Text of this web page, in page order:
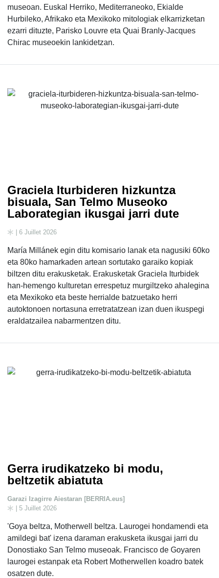
museoan. Euskal Herriko, Mediterraneoko, Ekialde
Hurbileko, Afrikako eta Mexikoko mitologiak elkarrizketan
ezarri dituzte, Parisko Louvre eta Quai Branly-Jacques
Chirac museoekin lankidetzan.
Graciela Iturbideren hizkuntza
bisuala, San Telmo Museoko
Laborategian ikusgai jarri dute
| 6 Juillet 2026
María Millánek egin ditu komisario lanak eta nagusiki 60ko
eta 80ko hamarkaden artean sortutako garaiko kopiak
biltzen ditu erakusketak. Erakusketak Graciela Iturbidek
han-hemengo kulturetan errespetuz murgiltzeko ahalegina
eta Mexikoko eta beste herrialde batzuetako herri
autoktonoen nortasuna erretratatzean izan duen ikuspegi
eraldatzailea nabarmentzen ditu.
Gerra irudikatzeko bi modu,
beltzetik abiatuta
Garazi Izagirre Aiestaran [BERRIA.eus]
| 5 Juillet 2026
'Goya beltza, Motherwell beltza. Laurogei hondamendi eta
amildegi bat' izena daraman erakusketa ikusgai jarri du
Donostiako San Telmo museoak. Francisco de Goyaren
laurogei estanpak eta Robert Motherwellen koadro batek
osatzen dute.